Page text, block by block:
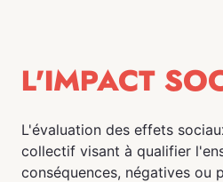
L'IMPACT
L'évaluation des effets
collectif visant à qualifier
conséquences, négatives ou